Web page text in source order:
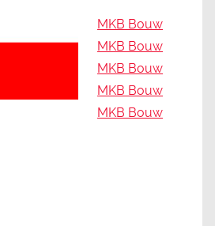
MKB Bouw
MKB Bouw
MKB Bouw
MKB Bouw
MKB Bouw